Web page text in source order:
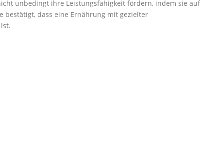
unbedingt ihre Leistungsfähigkeit fördern, indem sie auf
bestätigt, dass eine Ernährung mit gezielter